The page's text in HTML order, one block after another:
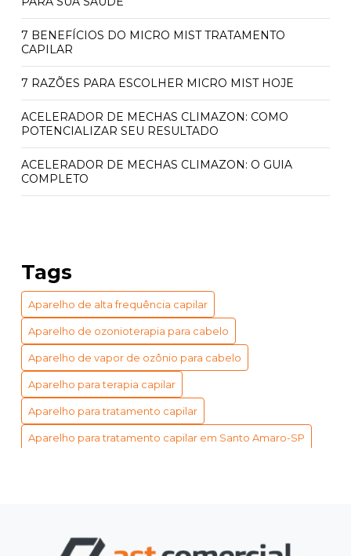
7 BENEFÍCIOS DO MICRO MIST TRATAMENTO
CAPILAR
7 RAZÕES PARA ESCOLHER MICRO MIST HOJE
ACELERADOR DE MECHAS CLIMAZON: COMO
POTENCIALIZAR SEU RESULTADO
ACELERADOR DE MECHAS CLIMAZON: O GUIA
COMPLETO
ACESSÍVEL
APARELHO DE VAPOR DE OZÔNIO PARA CABELO:
BENEFÍCIOS E USOS ESSENCIAIS
APARELHO DE VAPOR DE OZÔNIO PARA CABELO:
GUIA COMPLETO DE BENEFÍCIOS
APARELHO ESTERILIZADOR DE AR: 5 VANTAGENS
IMPERDÍVEIS
APARELHO ESTERILIZADOR DE AR: BENEFÍCIOS E
Tags
Aparelho de alta frequência capilar
Aparelho de ozonioterapia para cabelo
Aparelho de vapor de ozônio para cabelo
Aparelho para terapia capilar
Aparelho para tratamento capilar
Aparelho para tratamento capilar em Santo Amaro-SP
Medidor de circunferência